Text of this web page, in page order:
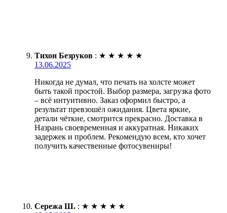
Тихон Безруков : ★ ★ ★ ★ ★
13.06.2025
Никогда не думал, что печать на холсте может
быть такой простой. Выбор размера, загрузка фото
– всё интуитивно. Заказ оформил быстро, а
результат превзошёл ожидания. Цвета яркие,
детали чёткие, смотрится прекрасно. Доставка в
Назрань своевременная и аккуратная. Никаких
задержек и проблем. Рекомендую всем, кто хочет
получить качественные фотосувениры!
Сережа Ш. : ★ ★ ★ ★ ★